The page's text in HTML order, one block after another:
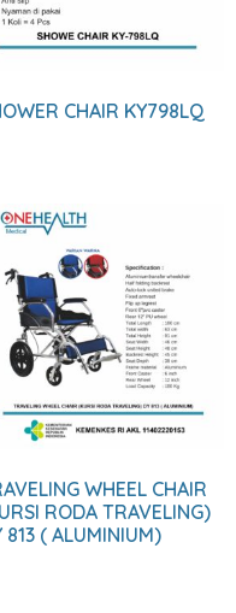
CHAIR KY798LQ
WHEEL CHAIR
RODA TRAVELING)
813 ( ALUMINIUM)